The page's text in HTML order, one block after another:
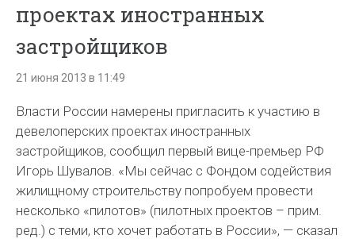
проектах иностранных
застройщиков
21 июня 2013 в 11:49
Власти России намерены пригласить к участию в
девелоперских проектах иностранных
застройщиков, сообщил первый вице-премьер РФ
Игорь Шувалов. «Мы сейчас с Фондом содействия
жилищному строительству попробуем провести
несколько «пилотов» (пилотных проектов – прим.
ред.) с теми, кто хочет работать в России», — сказал